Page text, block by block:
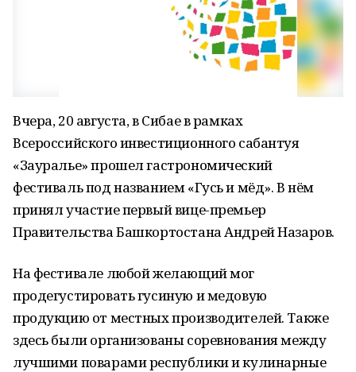
Вчера, 20 августа, в Сибае в рамках
Всероссийского инвестиционного сабантуя
«Зауралье» прошел гастрономический
фестиваль под названием «Гусь и мёд». В нём
принял участие первый вице-премьер
Правительства Башкортостана Андрей Назаров.
На фестивале любой желающий мог
продегустировать гусиную и медовую
продукцию от местных производителей. Также
здесь были организованы соревнования между
лучшими поварами республики и кулинарные